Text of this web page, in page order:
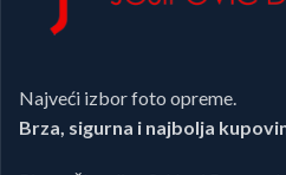
Najveći izbor foto opreme.
Brza, sigurna i najbolja